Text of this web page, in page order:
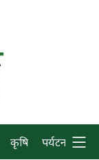
कृषि पर्यटन प्रवास